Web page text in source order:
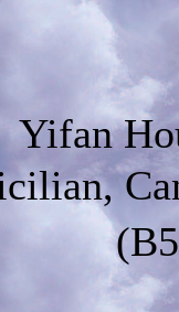
Yifan